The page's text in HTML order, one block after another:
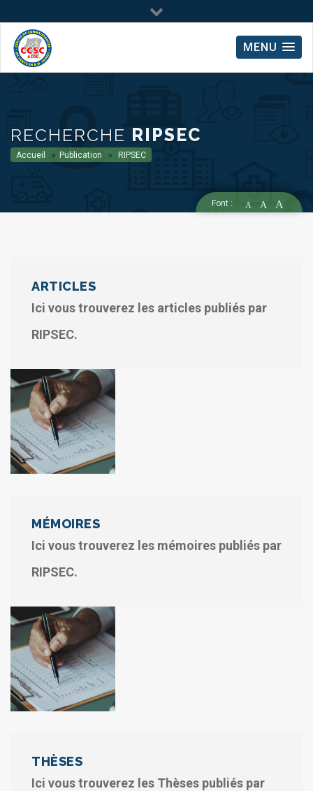
MENU
RECHERCHE RIPSEC
Accueil Publication RIPSEC
Font : A A A
ARTICLES
Ici vous trouverez les articles publiés par
RIPSEC.
MÉMOIRES
Ici vous trouverez les mémoires publiés par
RIPSEC.
THÈSES
Ici vous trouverez les Thèses publiés par